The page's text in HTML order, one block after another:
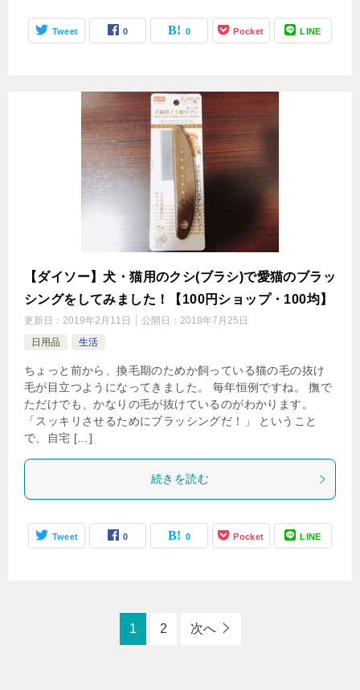
Tweet 0 0 Pocket LINE
【ダイソー】犬・猫用のクシ(ブラシ)で愛猫のブラッ
シングをしてみました！【100円ショップ・100均】
更新日： 2019年2月11日 公開日： 2018年7月25日
日用品
生活
ちょっと前から、換毛期のためか飼っている猫の毛の抜け
毛が目立つようになってきました。 毎年恒例ですね。 撫で
ただけでも、かなりの毛が抜けているのがわかります。
「スッキリさせるためにブラッシングだ！」 ということ
で、自宅 […]
続きを読む
Tweet 0 0 Pocket LINE
1 2 次へ